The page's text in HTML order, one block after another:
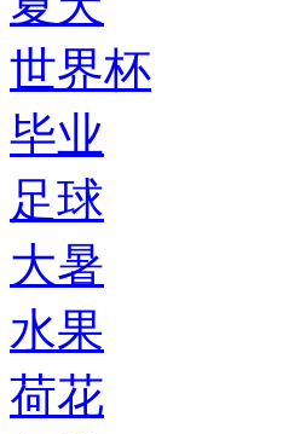
世界杯
毕业
足球
大暑
水果
荷花